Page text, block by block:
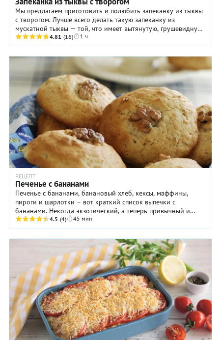
Мы предлагаем приготовить и полюбить запеканку из тыквы
с творогом. Лучше всего делать такую запеканку из
мускатной тыквы — той, что имеет вытянутую, грушевидную
форму: мякоть этих плодов отличается ...
4.81 (16) 1 ч
РЕЦЕПТ
Печенье с бананами
Печенье с бананами, банановый хлеб, кексы, маффины,
пироги и шарлотки – вот краткий список выпечки с
бананами. Некогда экзотический, а теперь привычный и
любимый фрукт, продающийся в наших магазинах ...
4.5 (4) 45 мин